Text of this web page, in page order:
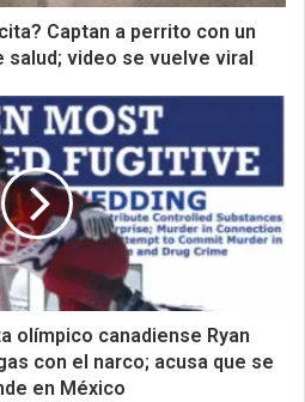
Captan a perrito con un
salud; video se vuelve viral
olímpico canadiense Ryan
con el narco; acusa que se
en México